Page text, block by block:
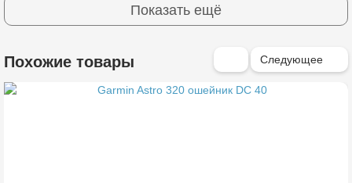
Показать ещё
Похожие товары Следующее